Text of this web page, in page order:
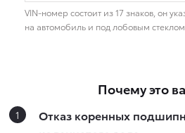
Почему это
Отказ коренных